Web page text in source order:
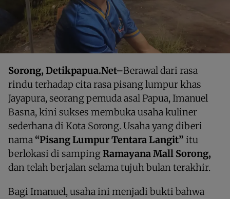
Sorong, Detikpapua.Net–Berawal dari rasa
rindu terhadap cita rasa pisang lumpur khas
Jayapura, seorang pemuda asal Papua, Imanuel
Basna, kini sukses membuka usaha kuliner
sederhana di Kota Sorong. Usaha yang diberi
nama “Pisang Lumpur Tentara Langit” itu
berlokasi di sampingRamayana Mall Sorong,
dan telah berjalan selama tujuh bulan terakhir.
Bagi Imanuel, usaha ini menjadi bukti bahwa